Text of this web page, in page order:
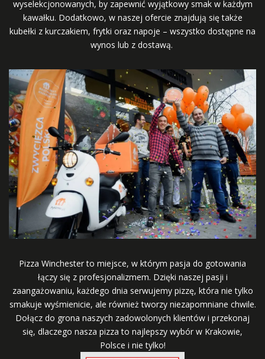
wyselekcjonowanych, by zapewnić wyjątkowy smak w każdym
kawałku. Dodatkowo, w naszej ofercie znajdują się także
kubełki z kurczakiem, frytki oraz napoje – wszystko dostępne na
wynos lub z dostawą.
Pizza Winchester to miejsce, w którym pasja do gotowania
łączy się z profesjonalizmem. Dzięki naszej pasji i
zaangażowaniu, każdego dnia serwujemy pizzę, która nie tylko
smakuje wyśmienicie, ale również tworzy niezapomniane chwile.
Dołącz do grona naszych zadowolonych klientów i przekonaj
się, dlaczego nasza pizza to najlepszy wybór w Krakowie,
Polsce i nie tylko!